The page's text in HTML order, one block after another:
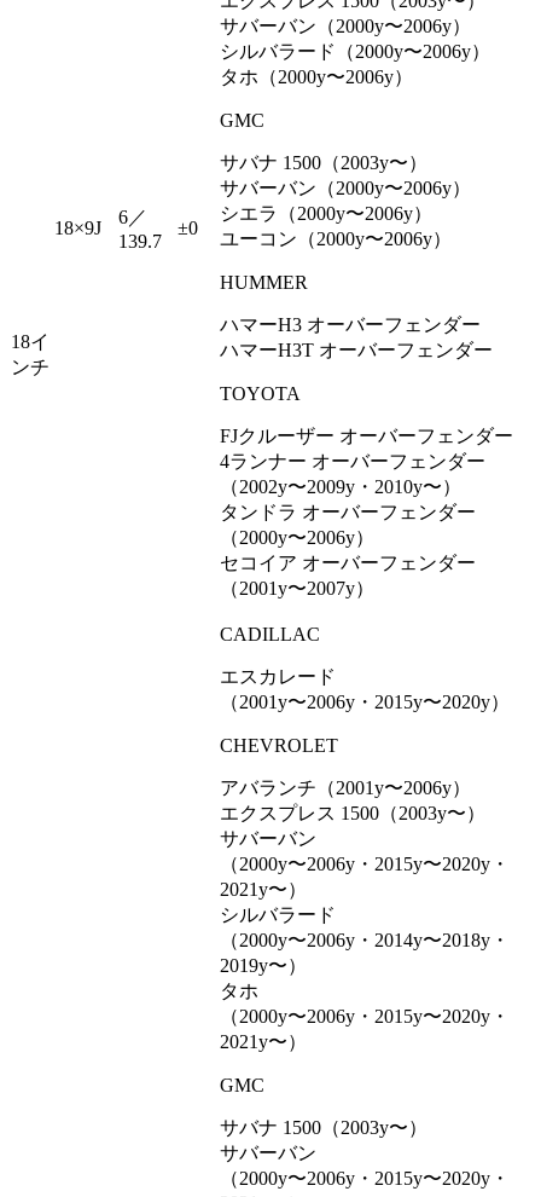
18イ
ンチ
18×9J
6／
139.7
±0
サバーバン（2000y〜2006y）
シルバラード（2000y〜2006y）
タホ（2000y〜2006y）
GMC
サバナ 1500（2003y〜）
サバーバン（2000y〜2006y）
シエラ（2000y〜2006y）
ユーコン（2000y〜2006y）
HUMMER
ハマーH3 オーバーフェンダー
ハマーH3T オーバーフェンダー
TOYOTA
FJクルーザー オーバーフェンダー
4ランナー オーバーフェンダー
（2002y〜2009y・2010y〜）
タンドラ オーバーフェンダー
（2000y〜2006y）
セコイア オーバーフェンダー
（2001y〜2007y）
CADILLAC
エスカレード
（2001y〜2006y・2015y〜2020y）
CHEVROLET
アバランチ（2001y〜2006y）
エクスプレス 1500（2003y〜）
サバーバン
（2000y〜2006y・2015y〜2020y・
2021y〜）
シルバラード
（2000y〜2006y・2014y〜2018y・
2019y〜）
タホ
（2000y〜2006y・2015y〜2020y・
2021y〜）
GMC
サバナ 1500（2003y〜）
サバーバン
（2000y〜2006y・2015y〜2020y・